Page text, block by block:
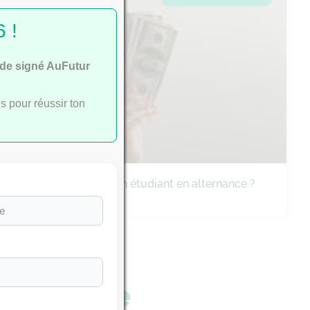
Quel salaire pour un étudiant en alternance ?
!
signé AuFutur
pour réussir ton